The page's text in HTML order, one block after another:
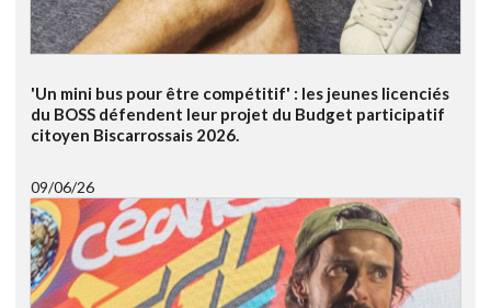
'Un mini bus pour être compétitif' : les jeunes licenciés
du BOSS défendent leur projet du Budget participatif
citoyen Biscarrossais 2026.
09/06/26